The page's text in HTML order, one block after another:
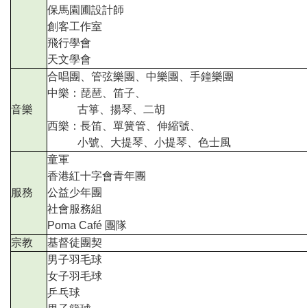
保馬園圃設計師
創客工作室
飛行學會
天文學會
音樂
合唱團、管弦樂團、中樂團、手鐘樂團
中樂：琵琶、笛子、
古箏、揚琴、二胡
西樂：長笛、單簧管、伸縮號、
小號、大提琴、小提琴、色士風
服務
童軍
香港紅十字會青年團
公益少年團
社會服務組
Poma Café 團隊
宗教
基督徒團契
男子羽毛球
女子羽毛球
乒乓球